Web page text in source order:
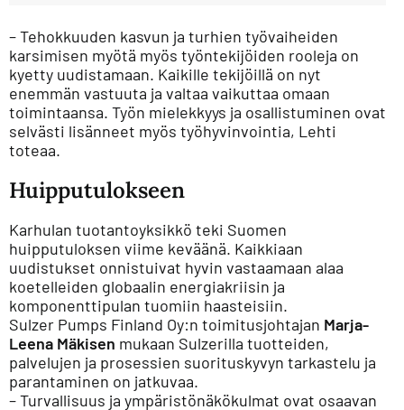
– Tehokkuuden kasvun ja turhien työvaiheiden
karsimisen myötä myös työntekijöiden rooleja on
kyetty uudistamaan. Kaikille tekijöillä on nyt
enemmän vastuuta ja valtaa vaikuttaa omaan
toimintaansa. Työn mielekkyys ja osallistuminen ovat
selvästi lisänneet myös työhyvinvointia, Lehti
toteaa.
Huipputulokseen
Karhulan tuotantoyksikkö teki Suomen
huipputuloksen viime keväänä. Kaikkiaan
uudistukset onnistuivat hyvin vastaamaan alaa
koetelleiden globaalin energiakriisin ja
komponenttipulan tuomiin haasteisiin.
Sulzer Pumps Finland Oy:n toimitusjohtajan Marja-
Leena Mäkisen mukaan Sulzerilla tuotteiden,
palvelujen ja prosessien suorituskyvyn tarkastelu ja
parantaminen on jatkuvaa.
– Turvallisuus ja ympäristönäkökulmat ovat osaavan